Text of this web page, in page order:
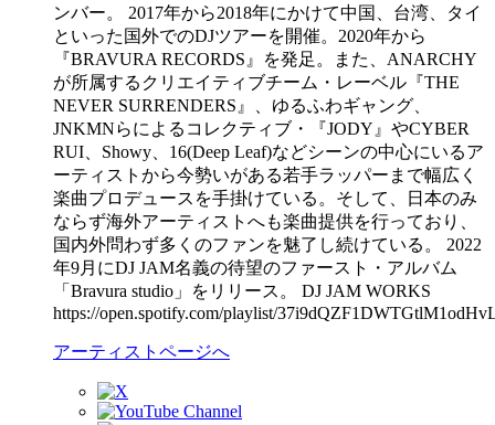
ンバー。 2017年から2018年にかけて中国、台湾、タイ
といった国外でのDJツアーを開催。2020年から
『BRAVURA RECORDS』を発足。また、ANARCHY
が所属するクリエイティブチーム・レーベル『THE
NEVER SURRENDERS』、ゆるふわギャング、
JNKMNらによるコレクティブ・『JODY』やCYBER
RUI、Showy、16(Deep Leaf)などシーンの中心にいるア
ーティストから今勢いがある若手ラッパーまで幅広く
楽曲プロデュースを手掛けている。そして、日本のみ
ならず海外アーティストへも楽曲提供を行っており、
国内外問わず多くのファンを魅了し続けている。 2022
年9月にDJ JAM名義の待望のファースト・アルバム
「Bravura studio」をリリース。 DJ JAM WORKS
https://open.spotify.com/playlist/
アーティストページへ